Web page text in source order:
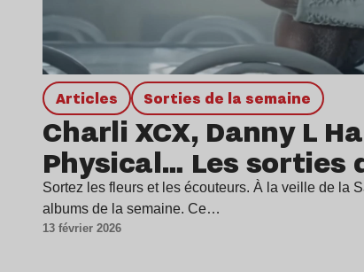
Articles Sorties de la semaine
Charli XCX, Danny L
Physical… Les sorties
Sortez les fleurs et les écouteurs. À la veille de la
albums de la semaine. Ce…
13 février 2026